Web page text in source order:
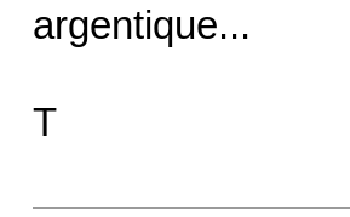
argentique...
T